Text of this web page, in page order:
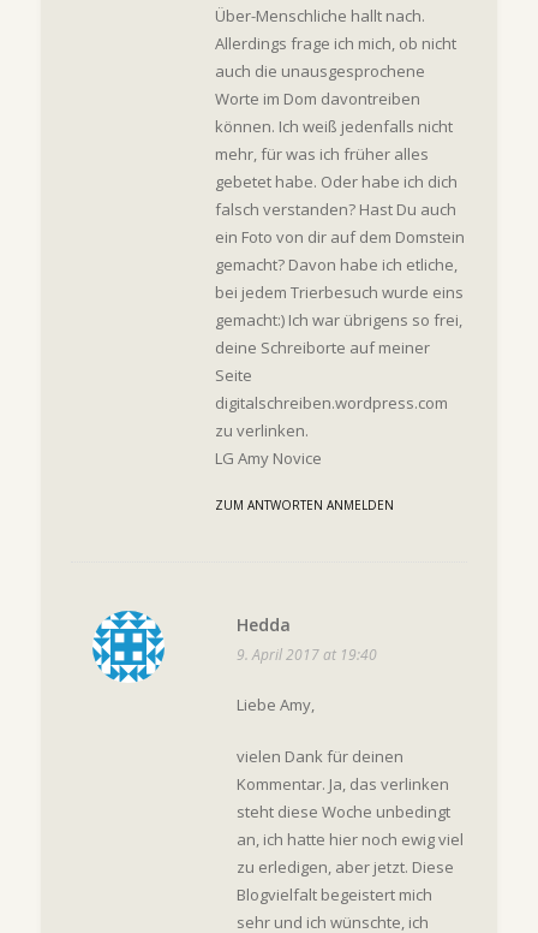
Über-Menschliche hallt nach.
Allerdings frage ich mich, ob nicht
auch die unausgesprochene
Worte im Dom davontreiben
können. Ich weiß jedenfalls nicht
mehr, für was ich früher alles
gebetet habe. Oder habe ich dich
falsch verstanden? Hast Du auch
ein Foto von dir auf dem Domstein
gemacht? Davon habe ich etliche,
bei jedem Trierbesuch wurde eins
gemacht:) Ich war übrigens so frei,
deine Schreiborte auf meiner
Seite
digitalschreiben.wordpress.com
zu verlinken.
LG Amy Novice
ZUM ANTWORTEN ANMELDEN
Hedda
9. April 2017 at 19:40
Liebe Amy,
vielen Dank für deinen
Kommentar. Ja, das verlinken
steht diese Woche unbedingt
an, ich hatte hier noch ewig viel
zu erledigen, aber jetzt. Diese
Blogvielfalt begeistert mich
sehr und ich wünschte, ich